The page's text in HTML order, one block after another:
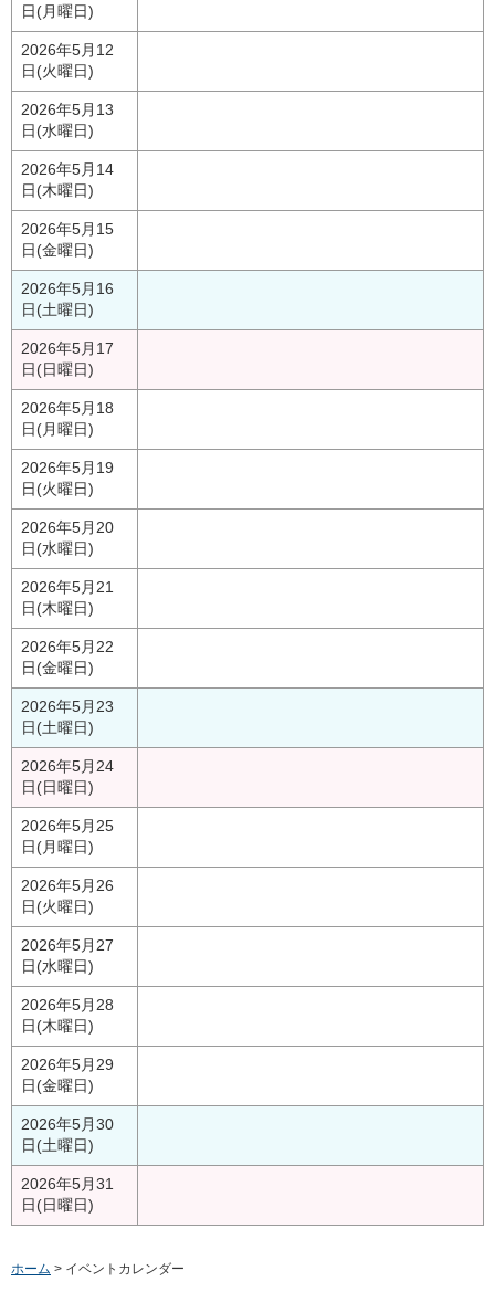
日(月曜日)
2026年5月12
日(火曜日)
2026年5月13
日(水曜日)
2026年5月14
日(木曜日)
2026年5月15
日(金曜日)
2026年5月16
日(土曜日)
2026年5月17
日(日曜日)
2026年5月18
日(月曜日)
2026年5月19
日(火曜日)
2026年5月20
日(水曜日)
2026年5月21
日(木曜日)
2026年5月22
日(金曜日)
2026年5月23
日(土曜日)
2026年5月24
日(日曜日)
2026年5月25
日(月曜日)
2026年5月26
日(火曜日)
2026年5月27
日(水曜日)
2026年5月28
日(木曜日)
2026年5月29
日(金曜日)
2026年5月30
日(土曜日)
2026年5月31
日(日曜日)
ホーム > イベントカレンダー